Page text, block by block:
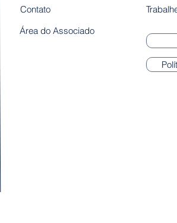
Contato
Área do Associado